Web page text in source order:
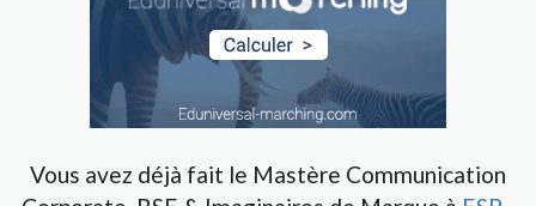
Vous avez déjà fait le Mastère Communication